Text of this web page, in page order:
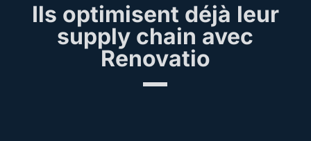
Ils optimisent déjà leur
supply chain avec
Renovatio